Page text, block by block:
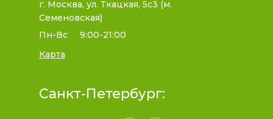
г. Москва, ул. Ткацкая, 5с3 (м.
Семеновская)
Пн-Вс
9:00-21:00
Карта
Санкт-Петербург: